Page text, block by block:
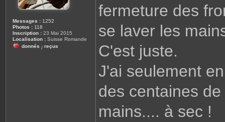
Messages : 1252
Photos : 118
Inscription : 23 Mai 2015
Localisation : Suisse Romande
donnés / reçus
fermeture des
se laver les
C'est juste.
J'ai seulement
des centaines
mains.... à sec !